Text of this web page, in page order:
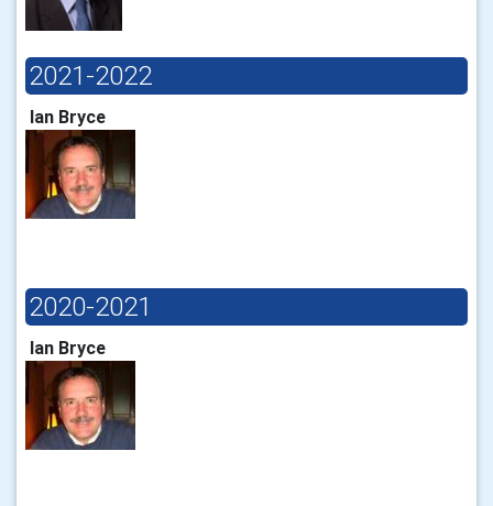
2021-2022
Ian Bryce
2020-2021
Ian Bryce